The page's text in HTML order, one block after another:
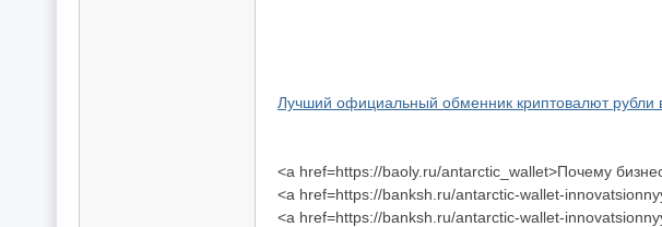
Лучший официальный обменник криптовалют рубли
<a href=https://baoly.ru/antarctic_wallet>Почему
<a href=https://banksh.ru/antarctic-wallet-
<a href=https://banksh.ru/antarctic-wallet-